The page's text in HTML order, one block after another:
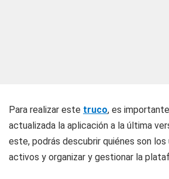
Para realizar este truco, es
actualizada la aplicación a la última
este, podrás descubrir quiénes son los
activos y organizar y gestionar la